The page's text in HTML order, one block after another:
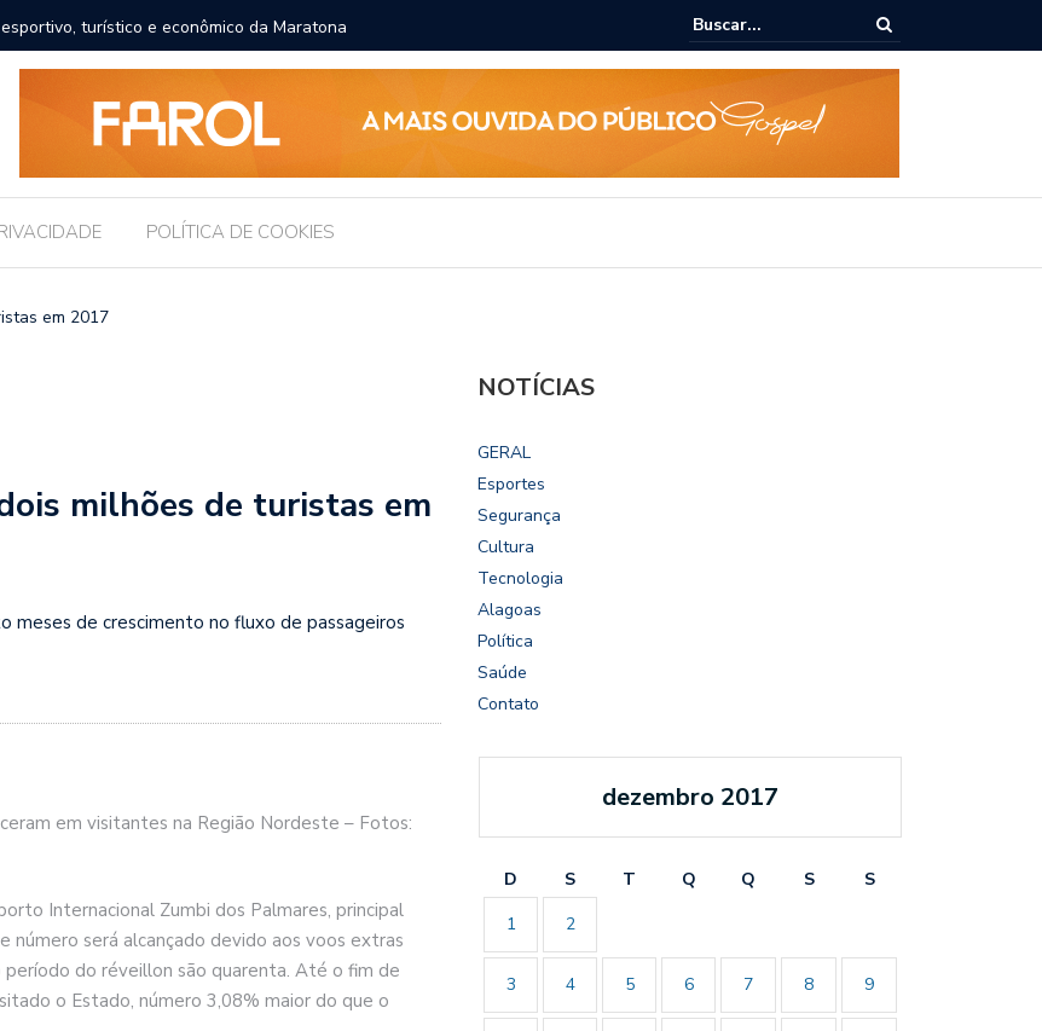
turístico e econômico da Maratona
Brasil repudia revogação de visto de embaixadora nos EUA
POLÍTICA DE COOKIES
em 2017
milhões de turistas em
meses de crescimento no fluxo de passageiros
em visitantes na Região Nordeste – Fotos:
Internacional Zumbi dos Palmares, principal
será alcançado devido aos voos extras
do réveillon são quarenta. Até o fim de
o Estado, número 3,08% maior do que o
NOTÍCIAS
GERAL
Esportes
Segurança
Cultura
Tecnologia
Alagoas
Política
Saúde
Contato
dezembro 2017
D S T Q Q S
S
1
2
3 4 5 6 7 8 9